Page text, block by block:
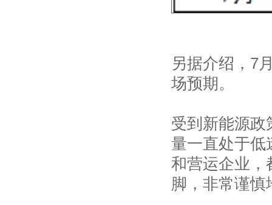
另据介绍，7
场预期。
受到新能源政
量一直处于低
和营运企业，
脚，非常谨慎